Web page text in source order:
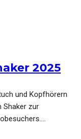
2025
und Kopfhörern
Shaker zur